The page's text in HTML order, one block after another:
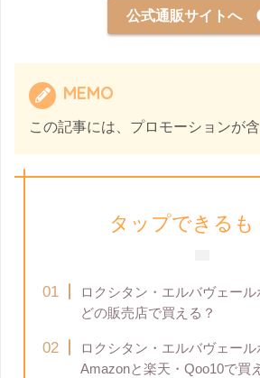
公式通販サイトへ
MEMO
この記事には、プロモーションが含
タップできるも
ロクシタン・エルバヴェー
どの販売店で買える？
ロクシタン・エルバヴェー
Amazonと楽天・Qoo10で買